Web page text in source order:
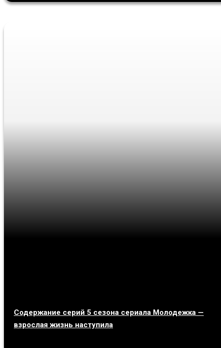
Содержание серий 5 сезона сериала Молодежка —
взрослая жизнь наступила